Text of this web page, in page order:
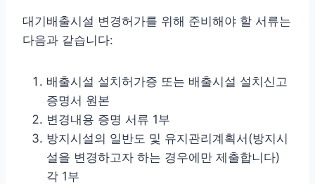
대기배출시설 변경허가를 위해 준비해야 할 서류는
다음과 같습니다:
배출시설 설치허가증 또는 배출시설 설치신고
증명서 원본
변경내용 증명 서류 1부
방지시설의 일반도 및 유지관리계획서(방지시
설을 변경하고자 하는 경우에만 제출합니다)
각 1부